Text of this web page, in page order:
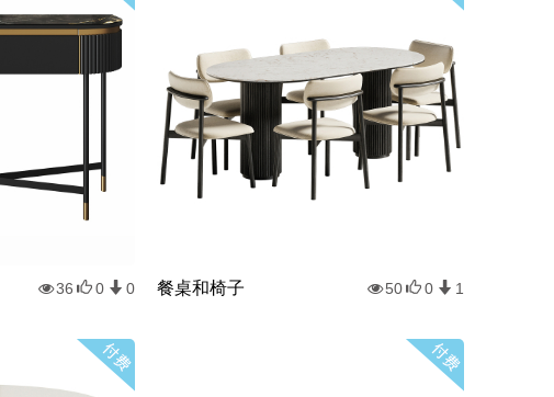
36 0 0 餐桌和椅子 50 0 1